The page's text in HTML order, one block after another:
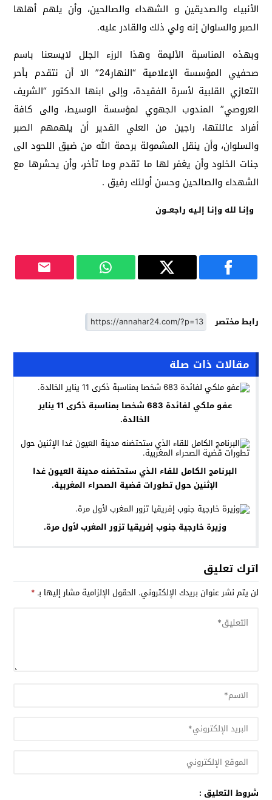
الأنبياء والصديقين و الشهداء والصالحين، وأن يلهم أهلها
الصبر والسلوان إنه ولي ذلك والقادر عليه.
وبهذه المناسبة الأليمة وهذا الرزء الجلل لايسعنا باسم
صحفيي المؤسسة الإعلامية “النهار24” الا أن نتقدم بأحر
التعازي القلبية لأسرة الفقيدة، وإلى ابنها الدكتور “الشريف
العروصي” المندوب الجهوي لمؤسسة الوسيط، والى كافة
أفراد عائلتها، راجين من العلي القدير أن يلهمهم الصبر
والسلوان، وأن ينقل المشمولة برحمة الله من ضيق اللحود الى
جنات الخلود وأن يغفر لها ما تقدم وما تأخر، وأن يحشرها مع
الشهداء والصالحين وحسن أولئك رفيق .
وإنـا لله وإنـا إلـيه راجعــون
رابط مختصر
مقالات ذات صلة
عفو ملكي لفائدة 683 شخصا بمناسبة ذكرى 11 يناير
الخالدة.
البرنامج الكامل للقاء الذي ستحتضنه مدينة العيون غدا
الإثنين حول تطورات قضية الصحراء المغربية.
وزيرة خارجية جنوب إفريقيا تزور المغرب لأول مرة.
اترك تعليق
لن يتم نشر عنوان بريدك الإلكتروني. الحقول الإلزامية مشار إليها بـ*
شروط التعليق :